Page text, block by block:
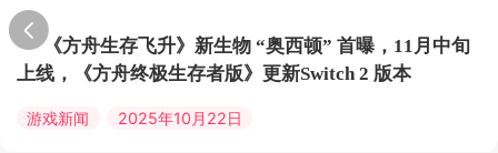
《方舟生存飞升》新生物 “奥西顿” 首曝，11月中旬
上线，《方舟终极生存者版》更新Switch 2 版本
游戏新闻 2025年10月22日